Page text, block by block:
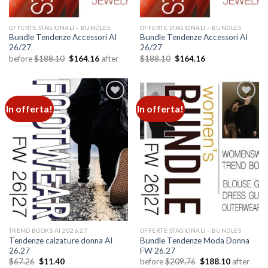
OFFERTE STAGIONALI - BUNDLES
Bundle Tendenze Accessori AI
26/27
before$188.10 Il
era:
$188.10.
$164.16Il
è:
$164.16.
after
OFFERTE STAGIONALI - BUNDLES
Bundle Tendenze Accessori AI
26/27
$188.10 Il
era:
$188.10.
$164.16Il
$164.16.
In offerta!
TREND BOOKS AI 2026.27
Tendenze calzature donna AI
26.27
$67.26 Il
$11.40Il
In offerta!
Add to
wishlist
OFFERTE STAGIONALI - BUNDLES
Bundle Tendenze Moda Donna
FW 26.27
before$209.76 Il
$188.10Il
after